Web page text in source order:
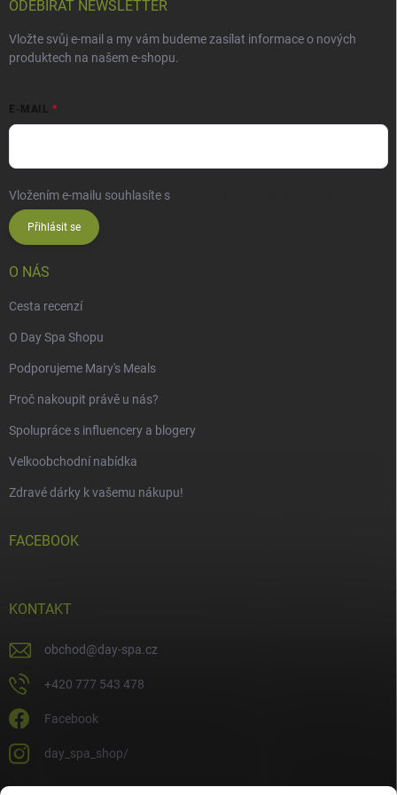
ODEBÍRAT NEWSLETTER
Vložte svůj e-mail a my vám budeme zasílat informace o nových
produktech na našem e-shopu.
E-MAIL
Vložením e-mailu souhlasíte s
Přihlásit se
O NÁS
Cesta recenzí
O Day Spa Shopu
Podporujeme Mary's Meals
Proč nakoupit právě u nás?
Spolupráce s influencery a blogery
Velkoobchodní nabídka
Zdravé dárky k vašemu nákupu!
FACEBOOK
KONTAKT
obchod@day-spa.cz
+420 777 543 478
Facebook
day_spa_shop/